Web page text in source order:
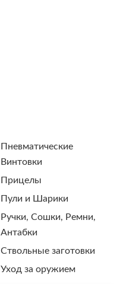
Пневматические
Винтовки
Прицелы
Пули и Шарики
Ручки, Сошки, Ремни,
Антабки
Ствольные заготовки
Уход за оружием